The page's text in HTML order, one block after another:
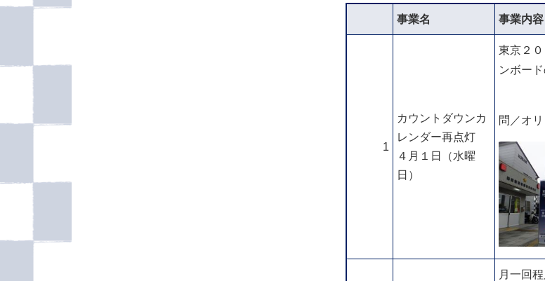
事業名 事業内容
1
カウントダウンカ
レンダー再点灯
４月１日（水曜
日）
東京２
ンボー
問／オ
月一回